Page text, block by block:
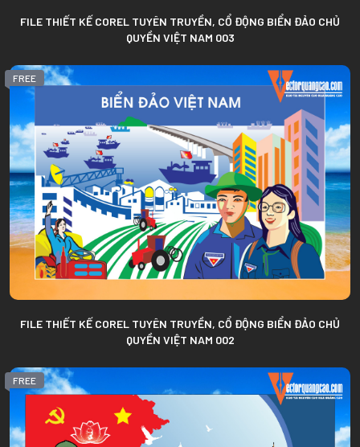
FILE THIẾT KẾ COREL TUYÊN TRUYỀN, CỔ ĐỘNG BIỂN ĐẢO CHỦ
QUYỀN VIỆT NAM 003
FREE
FILE THIẾT KẾ COREL TUYÊN TRUYỀN, CỔ ĐỘNG BIỂN ĐẢO CHỦ
QUYỀN VIỆT NAM 002
FREE